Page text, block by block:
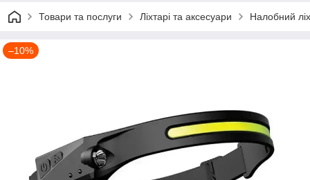
Товари та послуги Ліхтарі та аксесуари Налобний
–10%